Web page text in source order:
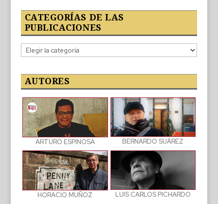
CATEGORÍAS DE LAS
PUBLICACIONES
Categorías
de
publicaciones
AUTORES
ARTURO ESPINOSA BERNARDO SUÁREZ
HORACIO MUÑOZ LUIS CARLOS PICHARDO